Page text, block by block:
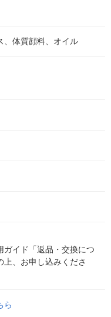
、体質顔料、オイル
ガイド「返品・交換につ
上、お申し込みくださ
ら